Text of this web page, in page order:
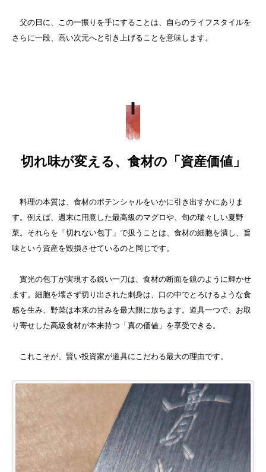
父の日に、この一振りを手にすることは、自らのライフスタイルを
さらに一段、高い次元へと引き上げることを意味します。
切れ味が変える、食材の「資産価値」
料理の本質は、食材のポテンシャルをいかに引き出すかにありま
す。例えば、週末に用意した最高級のマグロや、旬の瑞々しい夏野
菜。それらを「切れない包丁」で扱うことは、食材の細胞を潰し、旨
味という資産を毀損させているのと同じです。
實光の包丁が実現する鋭い一刀は、食材の断面を鏡のように輝かせ
ます。細胞を壊さず切り出された刺身は、口の中でとろけるような食
感を生み、野菜は本来の甘みを最大限に放ちます。道具一つで、お取
り寄せした高級食材が本来持つ「真の価値」を享受できる。
これこそが、賢い投資家が道具にこだわる最大の理由です。